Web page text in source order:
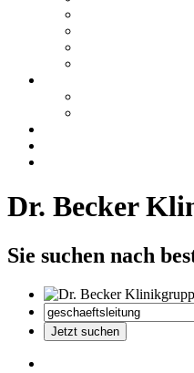
Dr. Becker
Sie suchen nach